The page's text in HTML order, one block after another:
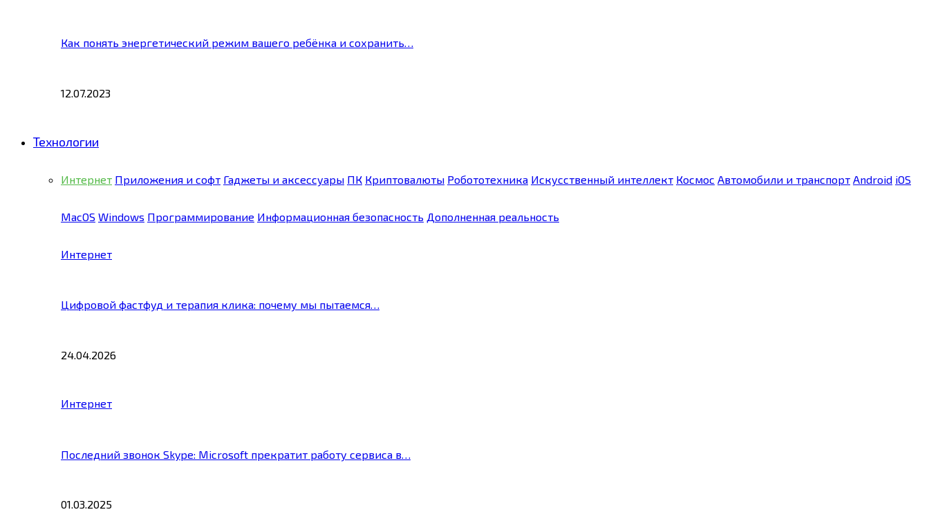
Как понять энергетический режим вашего ребёнка и сохранить…
12.07.2023
Технологии
Интернет Приложения и софт Гаджеты и аксессуары ПК Криптовалюты Робототехника Искусственный интеллект Космос Автомобили и транспорт Android iOS
MacOS Windows Программирование Информационная безопасность Дополненная реальность
Интернет
Цифровой фастфуд и терапия клика: почему мы пытаемся…
24.04.2026
Интернет
Последний звонок Skype: Microsoft прекратит работу сервиса в…
01.03.2025